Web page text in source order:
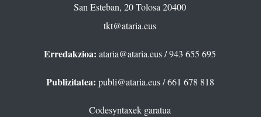
San Esteban, 20 Tolosa 20400
tkt@ataria.eus
Erredakzioa: ataria@ataria.eus/ 943 655 695
Publizitatea: publi@ataria.eus/ 661 678 818
Codesyntaxek garatua